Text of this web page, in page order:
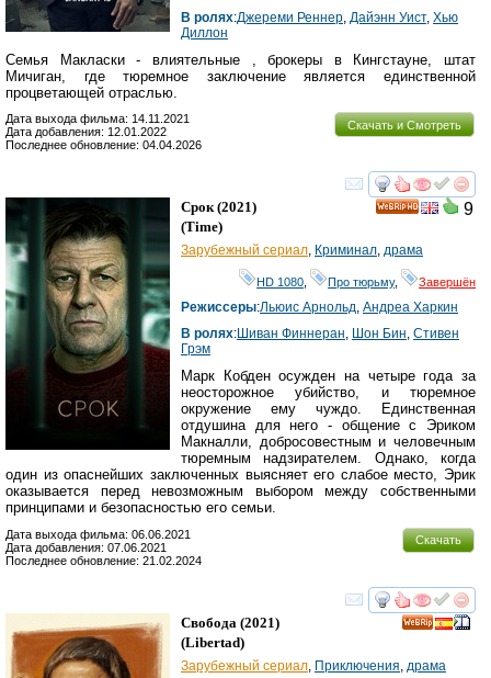
В ролях:Джереми Реннер Дайэнн Уист, Хью
Диллон
Семья Макласки - влиятельные , брокеры в Кингстауне, штат
Мичиган, где тюремное заключение является единственной
процветающей отраслью.
Скачать и Смотреть
Дата выхода фильма: 14.11.2021
Дата добавления: 12.01.2022
Последнее обновление: 04.04.2026
смотреть
9
Срок(2021)
(Time)
Зарубежный сериал, Криминал, драма
HD 1080 Про тюрьму, Завершён
Режиссеры:Льюис Арнольд, Андреа Харкин
В ролях:Шиван Финнеран, Шон Бин, Стивен
Грэм
Марк Кобден осужден на четыре года за
неосторожное убийство, и тюремное
окружение ему чуждо. Единственная
отдушина для него - общение с Эриком
Макналли, добросовестным и человечным
тюремным надзирателем. Однако, когда
один из опаснейших заключенных выясняет его слабое место, Эрик
оказывается перед невозможным выбором между собственными
принципами и безопасностью его семьи.
Скачать
Дата выхода фильма: 06.06.2021
Дата добавления: 07.06.2021
Последнее обновление: 21.02.2024
смотреть
Свобода (2021)
(Libertad)
Зарубежный сериал, Приключения, драма